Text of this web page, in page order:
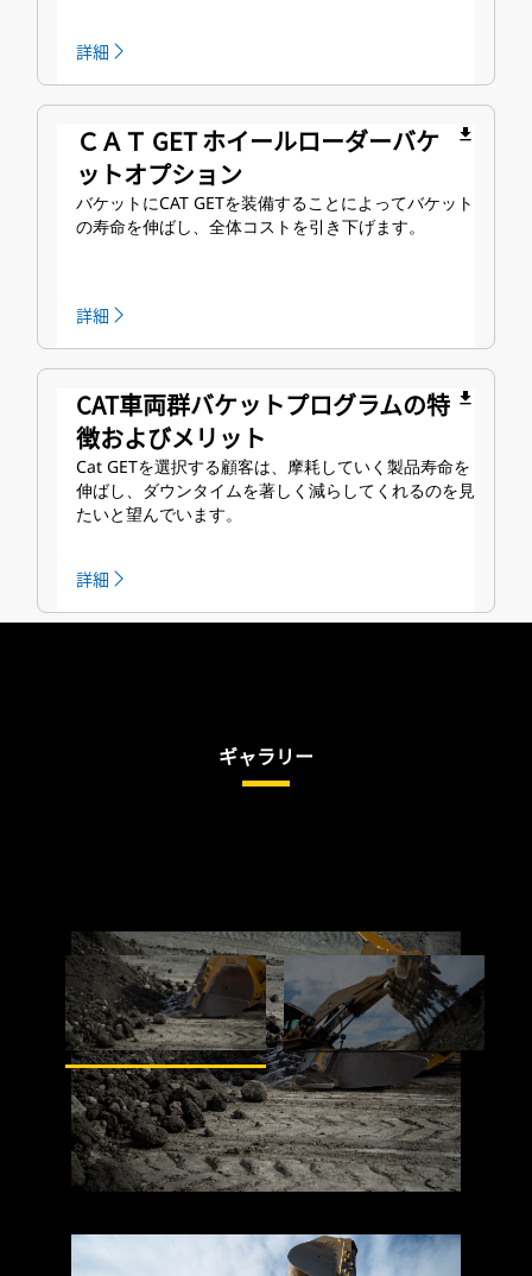
詳細
ＣＡＴ GET ホイールローダーバケ
ットオプション
file_download
バケットにCAT GETを装備することによってバケット
の寿命を伸ばし、全体コストを引き下げます。
詳細
CAT車両群バケットプログラムの特
徴およびメリット
file_download
Cat GETを選択する顧客は、摩耗していく製品寿命を
伸ばし、ダウンタイムを著しく減らしてくれるのを見
たいと望んでいます。
詳細
ギャラリー